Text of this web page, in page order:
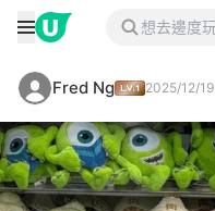
Fred Ng 2025/12/19